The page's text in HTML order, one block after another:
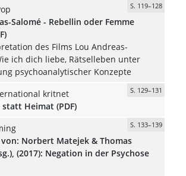
S. 119–128
Salomé - Rebellin oder Femme
des Films Lou Andreas-
ich dich liebe, Rätselleben unter
psychoanalytischer Konzepte
kritnet
S. 129–131
Heimat (PDF)
S. 133–139
von: Norbert Matejek & Thomas
(2017): Negation in der Psychose